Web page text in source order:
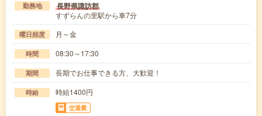
勤務地 長野県諏訪郡
すずらんの里駅から車7分
曜日頻度 月～金
時間 08:30～17:30
期間 長期でお仕事できる方、大歓迎！
時給 時給1400円
交通費